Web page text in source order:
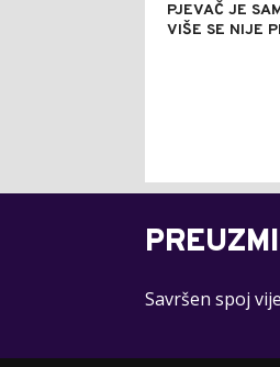
PJEVAČ JE
VIŠE SE NIJE
Savršen spoj